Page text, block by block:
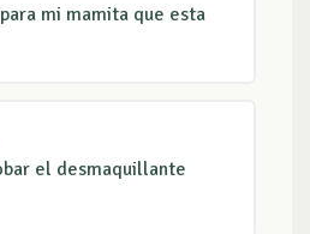
mi mamita que esta
el desmaquillante